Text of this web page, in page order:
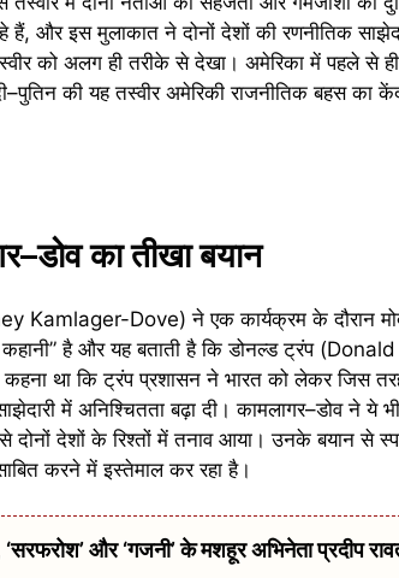
और इस मुलाकात ने दोनों देशों की रणनीतिक
को अलग ही तरीके से देखा। अमेरिका में पहले से
की यह तस्वीर अमेरिकी राजनीतिक बहस
का तीखा बयान
Kamlager-Dove) ने एक कार्यक्रम के दौरान
कहानी” है और यह बताती है कि डोनल्ड ट्रंप
था कि ट्रंप प्रशासन ने भारत को लेकर जिस
में अनिश्चितता बढ़ा दी। कामलागर–डोव ने ये
देशों के रिश्तों में तनाव आया। उनके बयान से
करने में इस्तेमाल कर रहा है।
और ‘गजनी’ के मशहूर अभिनेता प्रदीप